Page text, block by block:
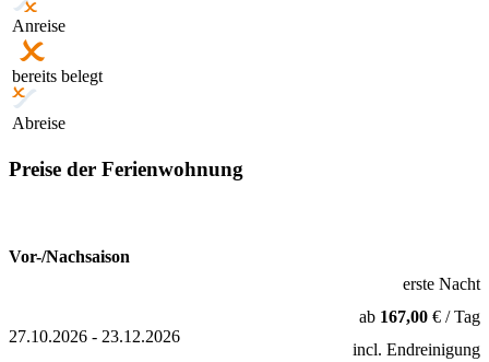
Anreise
bereits belegt
Abreise
Preise der Ferienwohnung
Vor-/Nachsaison
27.10.2026 - 23.12.2026
erste Nacht
ab 167,00€ / Tag
incl. Endreinigung